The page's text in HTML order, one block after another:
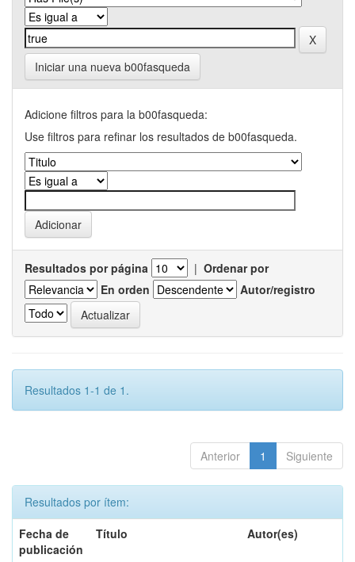
Iniciar una nueva b00fasqueda
Adicione filtros para la b00fasqueda:
Use filtros para refinar los resultados de b00fasqueda.
Resultados por página | Ordenar por
En orden
Autor/registro
Resultados 1-1 de 1.
Anterior 1 Siguiente
Resultados por ítem:
Fecha de
publicación
Título Autor(es)